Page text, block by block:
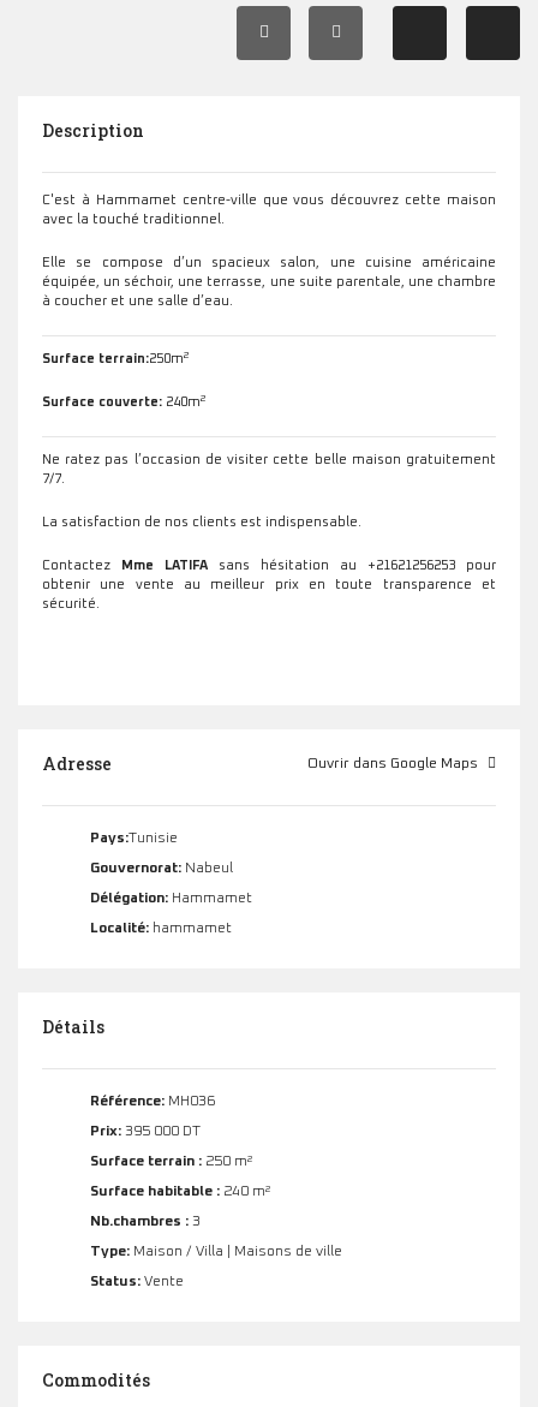
Description
C'est à Hammamet centre-ville que vous découvrez cette maison
avec la touché traditionnel.
Elle se compose d’un spacieux salon, une cuisine américaine
équipée, un séchoir, une terrasse, une suite parentale, une chambre
à coucher et une salle d’eau.
Surface terrain:250m2
Surface couverte: 240m2
Ne ratez pas l’occasion de visiter cette belle maison gratuitement
7/7.
La satisfaction de nos clients est indispensable.
Contactez Mme LATIFA sans hésitation au +21621256253 pour
obtenir une vente au meilleur prix en toute transparence et
sécurité.
Adresse Ouvrir dans Google Maps
Pays: Tunisie
Gouvernorat: Nabeul
Délégation: Hammamet
Localité: hammamet
Détails
Référence: MH036
Prix: 395 000 DT
Surface terrain : 250 m²
Surface habitable : 240 m²
Nb.chambres : 3
Type: Maison / Villa | Maisons de ville
Status: Vente
Commodités